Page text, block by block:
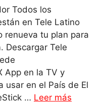
Todos los
en Tele Latino
renueva tu plan para
Descargar Tele
App en la TV y
usar en el País de El
… Leer más